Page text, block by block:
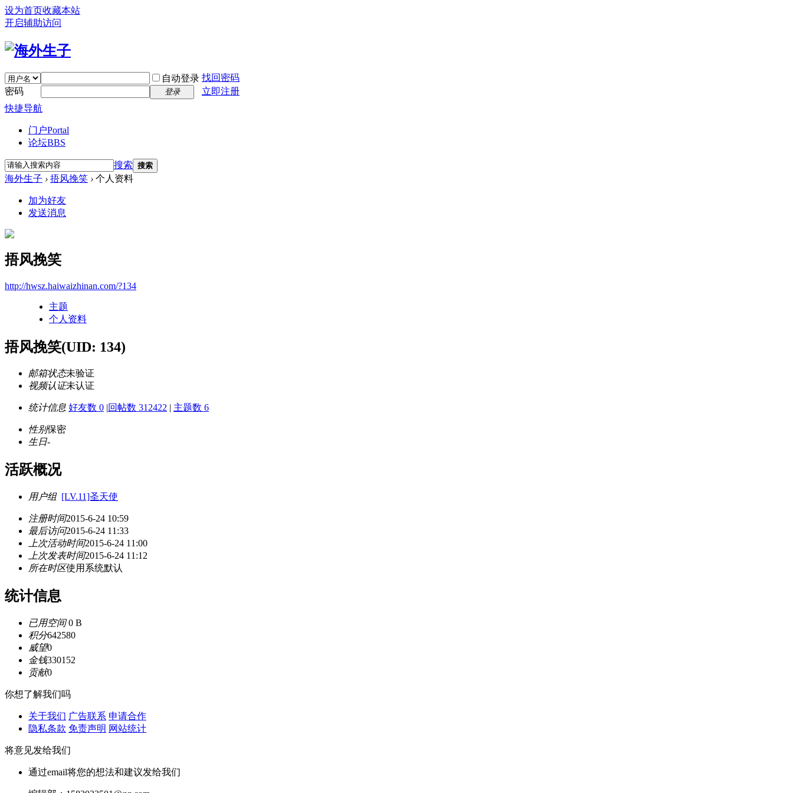
设为首页收藏本站
开启辅助访问
自动登录 找回密码
密码
登录
立即注册
快捷导航
门户Portal
论坛BBS
搜索 搜索
海外生子 › 捂风挽笑 › 个人资料
加为好友
发送消息
捂风挽笑
http://hwsz.haiwaizhinan.com/?134
主题
个人资料
捂风挽笑(UID: 134)
邮箱状态未验证
视频认证未认证
统计信息 好友数 0 |回帖数 312422 | 主题数 6
性别保密
生日-
活跃概况
用户组 [LV.11]圣天使
注册时间2015-6-24 10:59
最后访问2015-6-24 11:33
上次活动时间2015-6-24 11:00
上次发表时间2015-6-24 11:12
所在时区使用系统默认
统计信息
已用空间0 B
积分642580
威望0
金钱330152
贡献0
你想了解我们吗
关于我们 广告联系 申请合作
隐私条款 免责声明 网站统计
将意见发给我们
通过email将您的想法和建议发给我们